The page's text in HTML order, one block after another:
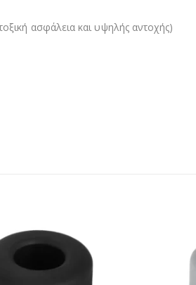
ασφάλεια και υψηλής αντοχής)